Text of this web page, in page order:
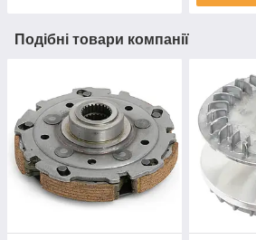
Подібні товари компанії